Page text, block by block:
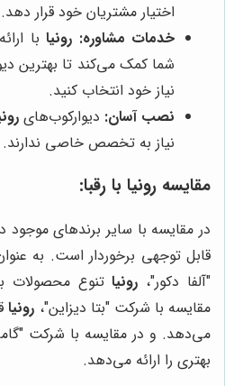
اختیار مشتریان خود قرار دهد.
خدمات مشاوره: رونیا با
شما کمک می‌کند تا بهترین
نیاز خود انتخاب کنید.
نصب آسان: دیوارکوب‌های
نیاز به تخصص خاصی ندارند.
مقایسه رونیا با رقبا:
در مقایسه با سایر برندهای موجود
قابل توجهی برخوردار است. به
"آلفا دکور"، رونیاتنوع محصولات
مقایسه با شرکت "بتا دیزاین"، رونیا
می‌دهد. و در مقایسه با شرکت "گاما
بهتری را ارائه می‌دهد.